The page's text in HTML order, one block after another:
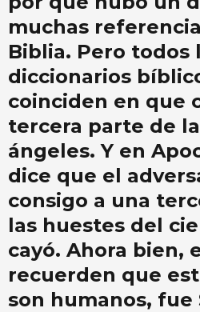
muchas
Biblia. Pero todos
diccionarios
coinciden en que
tercera parte de
ángeles. Y en
dice que el
consigo a una
las huestes del
cayó. Ahora bien,
recuerden que
son humanos, fue